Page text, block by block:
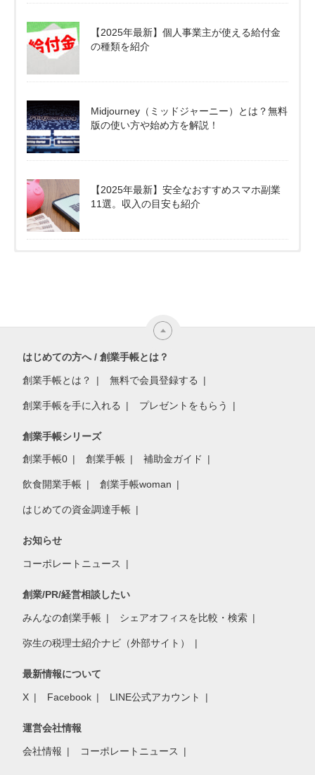
【2025年最新】個人事業主が使える給付金
の種類を紹介
Midjourney（ミッドジャーニー）とは？無料
版の使い方や始め方を解説！
【2025年最新】安全なおすすめスマホ副業
11選。収入の目安も紹介
はじめての方へ / 創業手帳とは？
創業手帳とは？ 無料で会員登録する
創業手帳を手に入れる プレゼントをもらう
創業手帳シリーズ
創業手帳0 創業手帳 補助金ガイド
飲食開業手帳 創業手帳woman
はじめての資金調達手帳
お知らせ
コーポレートニュース
創業/PR/経営相談したい
みんなの創業手帳 シェアオフィスを比較・検索
弥生の税理士紹介ナビ（外部サイト）
最新情報について
X Facebook LINE公式アカウント
運営会社情報
会社情報 コーポレートニュース